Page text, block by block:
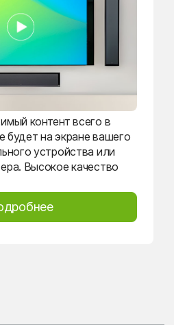
контент всего в
будет на экране вашего
устройства или
Высокое качество